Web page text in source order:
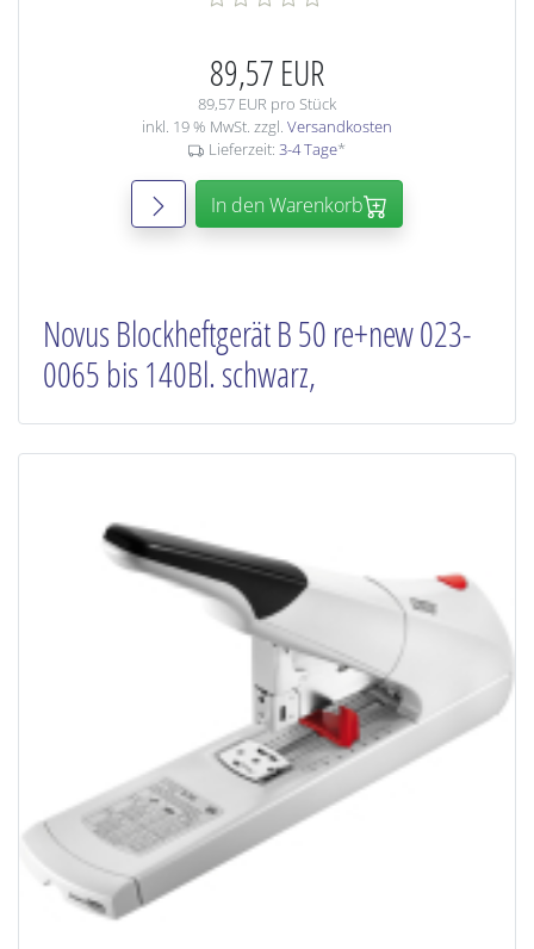
89,57 EUR
89,57 EUR pro Stück
inkl. 19 % MwSt. zzgl. Versandkosten
Lieferzeit: 3-4 Tage*
In den Warenkorb
Novus Blockheftgerät B 50 re+new 023-
0065 bis 140Bl. schwarz,